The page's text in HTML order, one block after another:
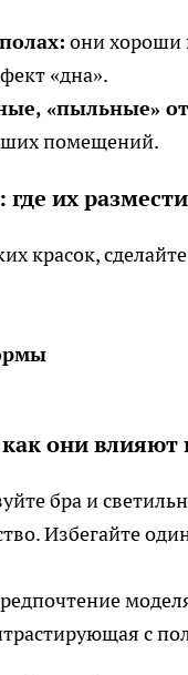
они хороши
«дна».
«пыльные»
помещений.
их
красок,
они влияют
бра и
Избегайте
с